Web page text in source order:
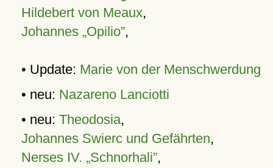
Hildebert von Meaux,
Johannes „Opilio”,
• Update: Marie von der Menschwerdung
• neu: Nazareno Lanciotti
• neu: Theodosia,
Johannes Swierc und Gefährten,
Nerses IV. „Schnorhali”,